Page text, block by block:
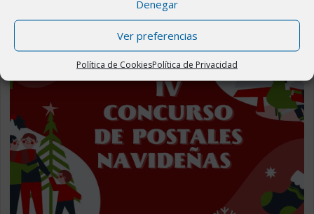
Denegar
Ver preferencias
Política de CookiesPolítica de Privacidad